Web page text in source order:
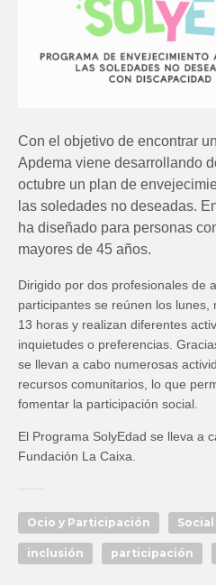
Con el objetivo de encontrar
Apdema viene desarrollando
octubre un plan de
las soledades no deseadas.
ha diseñado para personas
mayores de 45 años.
Dirigido por dos profesionales de
participantes se reúnen los
13 horas y realizan diferentes
inquietudes o preferencias.
se llevan a cabo numerosas
recursos comunitarios, lo que
fomentar la participación social.
El Programa SolyEdad se lleva a
Fundación La Caixa.
Ocio y Participación Social
inclusión participación